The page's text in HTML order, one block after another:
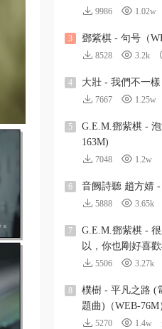
9986 1.02w
3 鄧紫棋 - 句号（
8528 3.2k
4 大壯 - 我們不一
7667 1.25w
5
G.E.M.鄧紫棋 -
163M)
7048 1.2w
6 音阙詩聽 趙方婧 -
5888 3.65k
7
G.E.M.鄧紫棋 -
以，你也剛好喜
5506 3.27k
8
樸樹 - 平凡之路 (
題曲)（WEB-76M
5270 1.4w